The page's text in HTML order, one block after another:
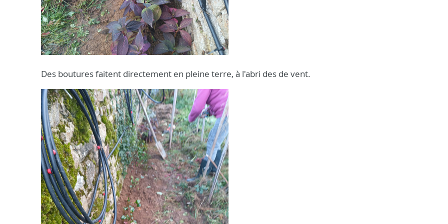
Des boutures faitent directement en pleine terre, à l'abri des de vent.